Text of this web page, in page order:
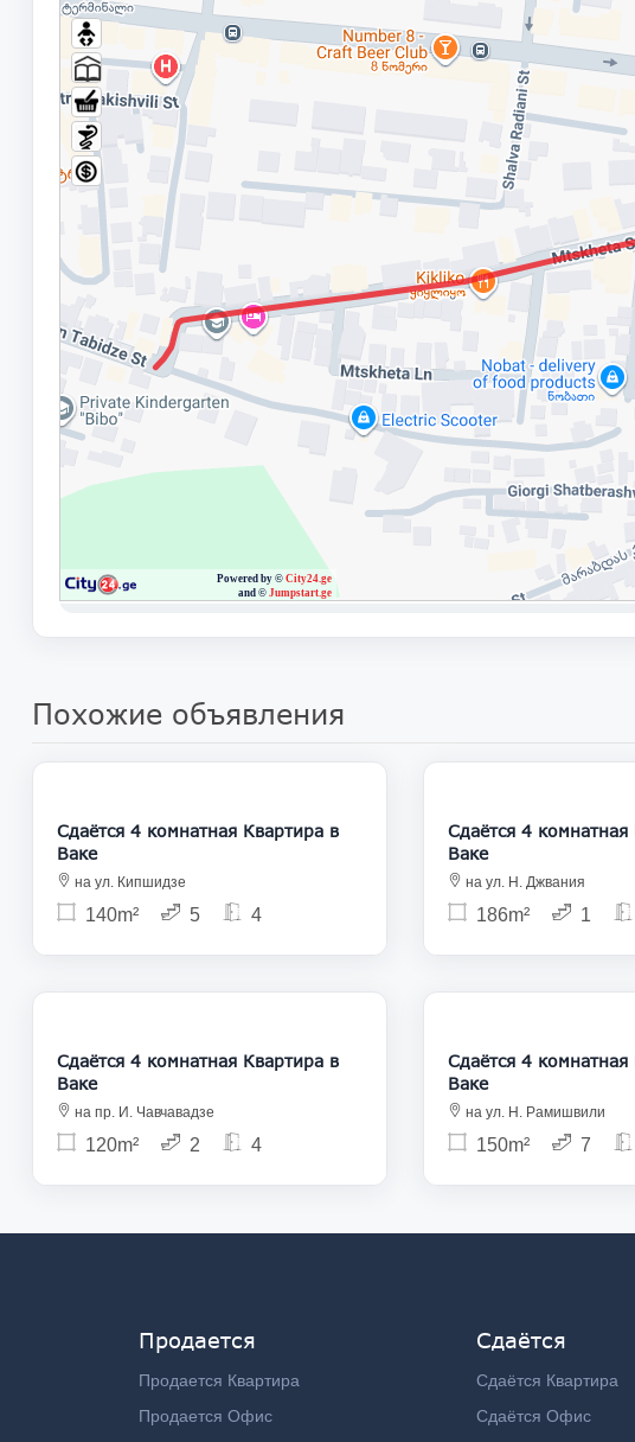
Похожие объявления
1 850
Сдаётся 4 комнатная Квартира в
Ваке
на ул. Кипшидзе
140m² 5 4
Сдаётся 4 комнатная Квартира в
Ваке
на ул. Н. Джвания
186m² 1
1 500
Сдаётся 4 комнатная Квартира в
Ваке
на пр. И. Чавчавадзе
120m² 2 4
Сдаётся 4 комнатная Квартира в
Ваке
на ул. Н. Рамишвили
150m² 7
Продается
Продается Квартира
Продается Офис
Сдаётся
Сдаётся Квартира
Сдаётся Офис